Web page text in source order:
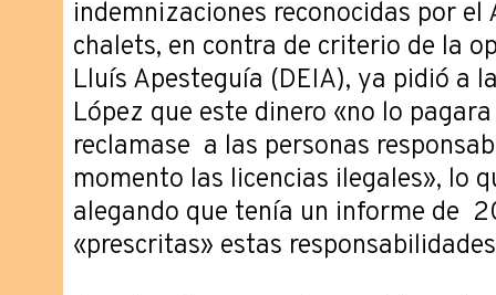
indemnizaciones reconocidas por
chalets, en contra de criterio de la
Lluís Apesteguía (DEIA), ya pidió a
López que este dinero «no lo
reclamase a las personas
momento las licencias ilegales», lo
alegando que tenía un informe de
«prescritas» estas